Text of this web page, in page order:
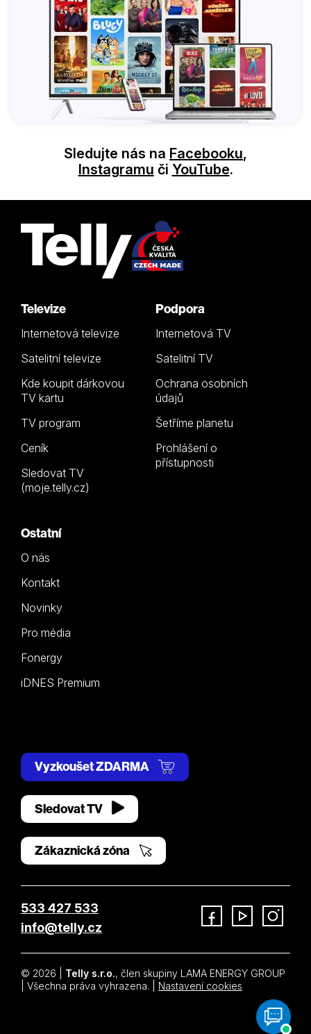
Sledujte nás na Facebooku,
Instagramu či YouTube.
Televize
Internetová televize
Satelitní televize
Kde koupit dárkovou
TV kartu
TV program
Ceník
Sledovat TV
(moje.telly.cz)
Podpora
Internetová TV
Satelitní TV
Ochrana osobních
údajů
Šetříme planetu
Prohlášení o
přístupnosti
Ostatní
O nás
Kontakt
Novinky
Pro média
Fonergy
iDNES Premium
Vyzkoušet ZDARMA
Sledovat TV
Zákaznická zóna
533 427 533
info@telly.cz
© 2026 | Telly s.r.o., člen skupiny LAMA ENERGY GROUP
| Všechna práva vyhrazena. |
Nastavení cookies